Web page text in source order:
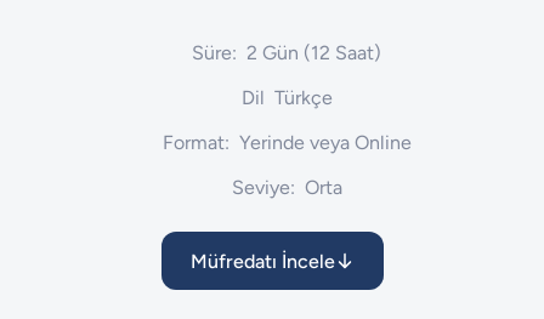
Süre: 2 Gün (12 Saat)
Dil Türkçe
Format: Yerinde veya Online
Seviye: Orta
Müfredatı İncele